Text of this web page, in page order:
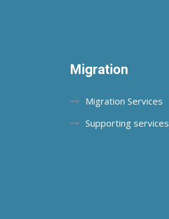
Migration
Migration Services
Supporting services